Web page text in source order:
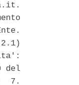
del
7.